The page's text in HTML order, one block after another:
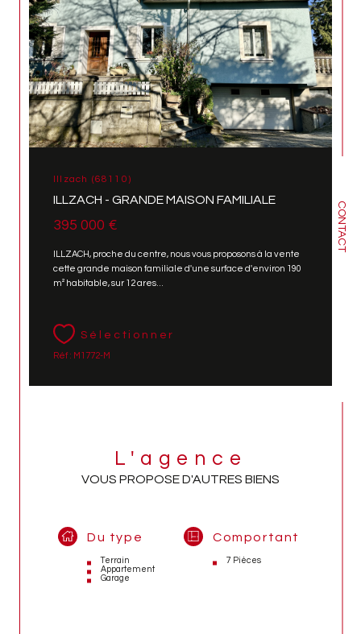
CONTACT
Illzach (68110)
ILLZACH - GRANDE MAISON FAMILIALE
395 000 €
ILLZACH, proche du centre, nous vous proposons à la vente
cette grande maison familiale d'une surface d'environ 190
m² habitable, sur 12 ares...
Sélectionner
Réf : M1772-M
L'agence
VOUS PROPOSE D'AUTRES BIENS
Du type
Terrain
Appartement
Garage
Comportant
7 Pièces